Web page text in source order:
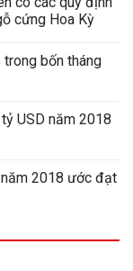
cứng Hoa Kỳ
bốn tháng
USD năm 2018
2018 ước đạt